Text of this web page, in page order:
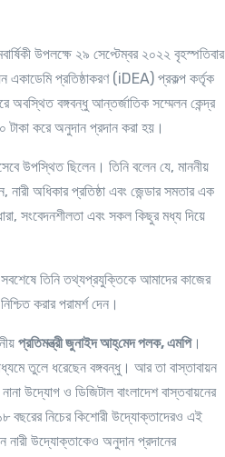
উপলক্ষে ২৯ সেপ্টেম্বর ২০২২ বৃহস্পতিবার
একাডেমি প্রতিষ্ঠাকরণ (iDEA) প্রকল্প কর্তৃক
বঙ্গবন্ধু আন্তর্জাতিক সম্মেলন কেন্দ্র
করে অনুদান প্রদান করা হয়।
উপস্থিত ছিলেন। তিনি বলেন যে, মাননীয়
নারী অধিকার প্রতিষ্ঠা এবং জেন্ডার সমতার এক
সংবেদনশীলতা এবং সকল কিছুর মধ্য দিয়ে
তিনি তথ্যপ্রযুক্তিকে আমাদের কাজের
করার পরামর্শ দেন।
প্রতিমন্ত্রী জুনাইদ আহ্‌মেদ পলক, এমপি।
তুলে ধরেছেন বঙ্গবন্ধু। আর তা বাস্তাবায়ন
উদ্যোগ ও ডিজিটাল বাংলাদেশ বাস্তবায়নের
বছরের নিচের কিশোরী উদ্যোক্তাদেরও এই
নারী উদ্যোক্তাকেও অনুদান প্রদানের